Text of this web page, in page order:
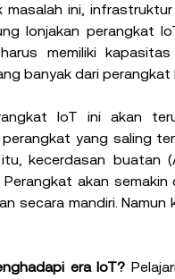
ini,
lonjakan perangkat
memiliki
banyak dari perangkat
IoT ini akan
yang saling
kecerdasan buatan
akan
secara mandiri.
era IoT?